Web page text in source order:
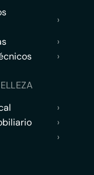
›
›
›
›
›
›